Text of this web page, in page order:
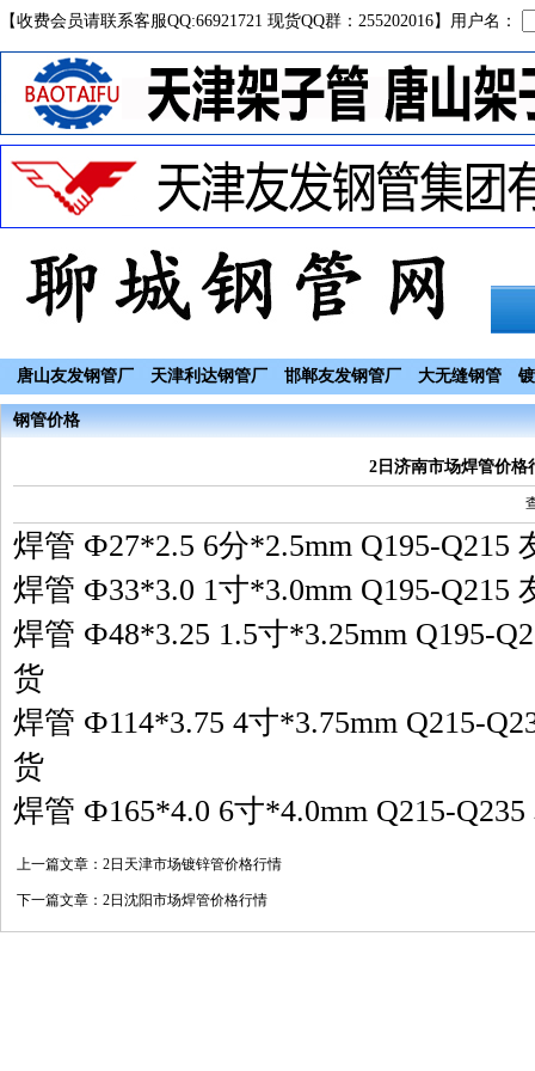
【收费会员请联系客服QQ:66921721 现货QQ群：255202016】用户名：
唐山友发钢管厂 天津利达钢管厂 邯郸友发钢管厂 大无缝钢管
钢管价格
2日济南市场焊管价格
焊管 Ф27*2.5 6分*2.5mm Q195-Q215
焊管 Ф33*3.0 1寸*3.0mm Q195-Q215
焊管 Ф48*3.25 1.5寸*3.25mm Q195-
货
焊管 Ф114*3.75 4寸*3.75mm Q215-
货
焊管 Ф165*4.0 6寸*4.0mm Q215-
上一篇文章： 2日天津市场镀锌管价格行情
下一篇文章： 2日沈阳市场焊管价格行情